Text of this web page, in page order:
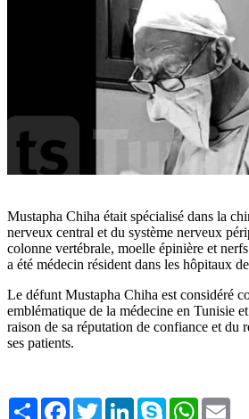
Mustapha Chiha était spécialisé dans la
nerveux central et du système nerveux
colonne vertébrale, moelle épinière et
a été médecin résident dans les hôpitaux
Le défunt Mustapha Chiha est considéré
emblématique de la médecine en Tunisie
raison de sa réputation de confiance et du
ses patients.
Share FacebookTwitterLinkedInSkype